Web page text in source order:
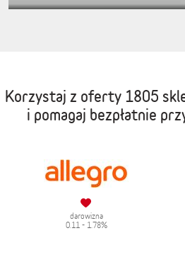
Korzystaj z oferty 1805
i pomagaj bezpłatnie
darowizna
0.11 - 1.78%